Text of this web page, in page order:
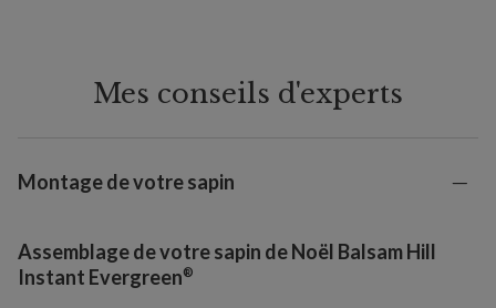
Mes conseils d'experts
Montage de votre sapin
Assemblage de votre sapin de Noël Balsam Hill
Instant Evergreen®